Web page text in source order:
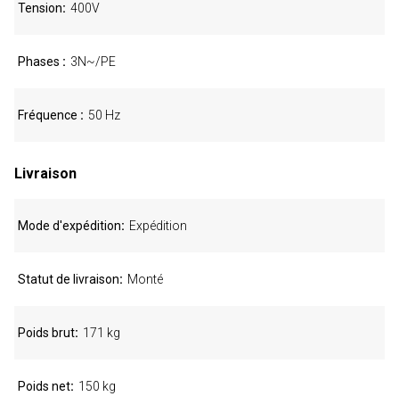
Tension 400V
Phases 3N~/PE
Fréquence 50 Hz
Livraison
Mode d'expédition Expédition
Statut de livraison Monté
Poids brut 171 kg
Poids net 150 kg